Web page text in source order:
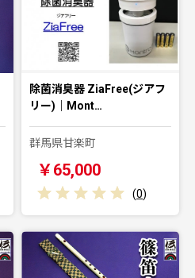
除菌消臭器 ZiaFree(ジアフ
リー)｜Mont…
群馬県甘楽町
￥65,000
(0)